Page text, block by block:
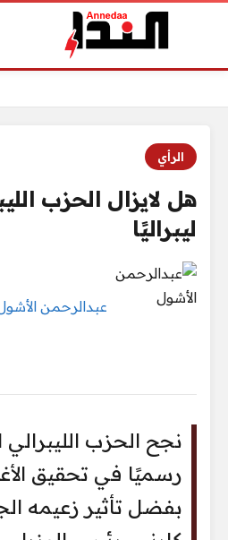
الرأي
هل لايزال الحزب
ليبراليًا
عبدالرحمن
نجح الحزب الليبرالي
رسميًا في تحقيق
بفضل تأثير زعيمه